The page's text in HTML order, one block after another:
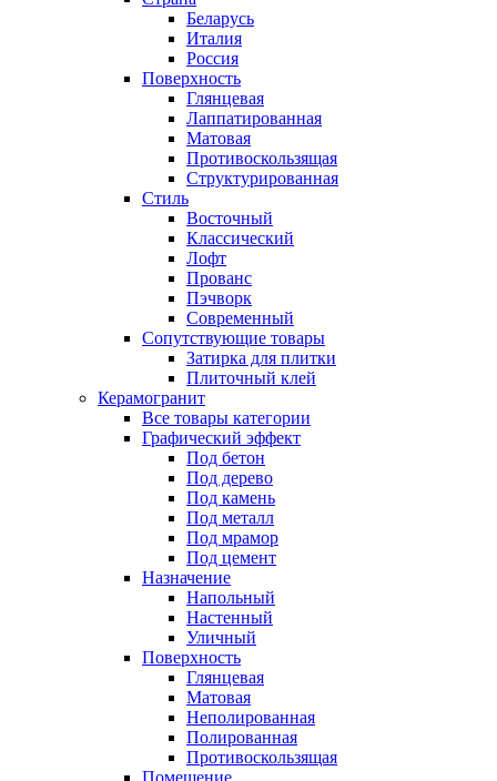
Беларусь
Италия
Россия
Поверхность
Глянцевая
Лаппатированная
Матовая
Противоскользящая
Структурированная
Стиль
Восточный
Классический
Лофт
Прованс
Пэчворк
Современный
Сопутствующие товары
Затирка для плитки
Плиточный клей
Керамогранит
Все товары категории
Графический эффект
Под бетон
Под дерево
Под камень
Под металл
Под мрамор
Под цемент
Назначение
Напольный
Настенный
Уличный
Поверхность
Глянцевая
Матовая
Неполированная
Полированная
Противоскользящая
Помещение